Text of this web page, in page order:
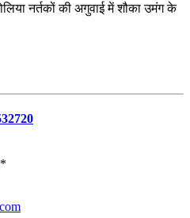
नर्तकों की अगुवाई में शौका उमंग के